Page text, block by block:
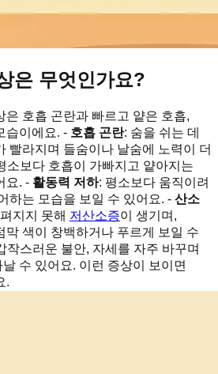
은 무엇인가요?
은 호흡 곤란과 빠르고 얕은 호흡,
습이에요. - 호흡 곤란: 숨을 쉬는 데
빨라지며 들숨이나 날숨에 노력이 더
소보다 호흡이 가빠지고 얕아지는
요. - 활동력 저하: 평소보다 움직이려
하는 모습을 보일 수 있어요. - 산소
지지 못해 저산소증이 생기며,
막 색이 창백하거나 푸르게 보일 수
작스러운 불안, 자세를 자주 바꾸며
수 있어요. 이런 증상이 보이면
.